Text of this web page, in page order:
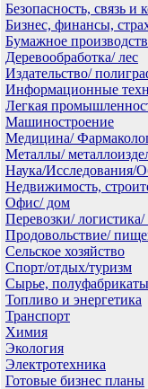
Безопасность, связь
Бизнес, финансы,
Бумажное
Деревообработка/ лес
Издательство/
Информационные
Легкая
Машиностроение
Медицина/
Металлы/
Наука/Исследования/
Недвижимость,
Офис/ дом
Перевозки/
Продовольствие/
Сельское хозяйство
Спорт/отдых/туризм
Сырье, полуфабрикаты
Топливо и энергетика
Транспорт
Химия
Экология
Электротехника
Готовые бизнес планы